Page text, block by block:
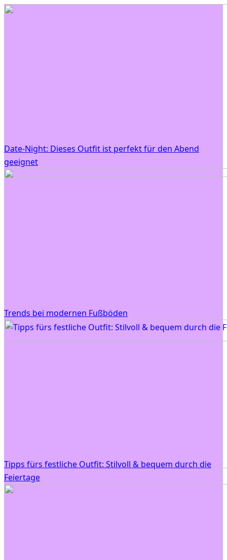
Date-Night: Dieses Outfit ist perfekt für den Abend
geeignet
Trends bei modernen Fußböden
Tipps fürs festliche Outfit: Stilvoll & bequem durch die
Feiertage